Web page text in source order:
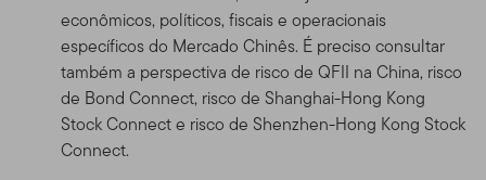
econômicos, políticos, fiscais e operacionais
específicos do Mercado Chinês. É preciso consultar
também a perspectiva de risco de QFII na China, risco
de Bond Connect, risco de Shanghai-Hong Kong
Stock Connect e risco de Shenzhen-Hong Kong Stock
Connect.